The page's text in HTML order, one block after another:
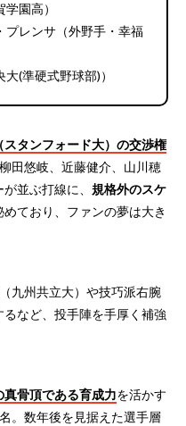
園高）
レンサ（外野手・幸福
(準硬式野球部)）
スタンフォード大）の交渉権
田悠岐、近藤健介、山川穂
並ぶ打線に、 規格外のスケ
ており、ファンの夢は大き
九州共立大）や技巧派右腕
など、投手陣を手厚く補強
骨頂である育成力を活かす
。数年後を見据えた選手層